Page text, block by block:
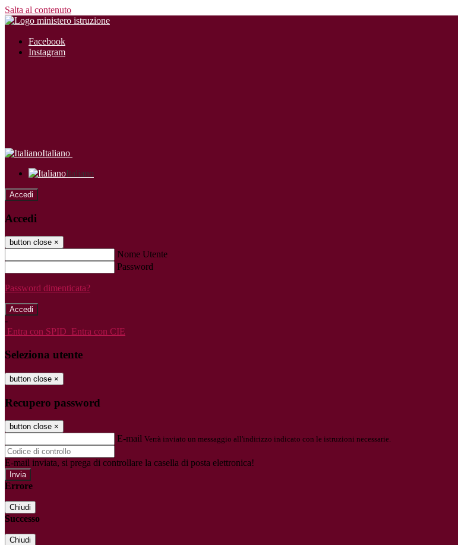
Salta al contenuto
Facebook
Instagram
Italiano
Italiano
Accedi
Accedi
button close ×
Nome Utente
Password
Password dimenticata?
-
Entra con SPID Entra con CIE
Seleziona utente
button close ×
Recupero password
button close ×
E-mail Verrà inviato un messaggio all'indirizzo indicato con le istruzioni necessarie.
E-mail inviata, si prega di controllare la casella di posta elettronica!
Errore
Chiudi
Successo
Chiudi